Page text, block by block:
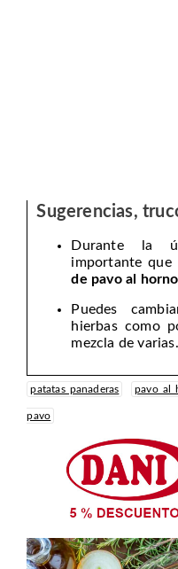
Sugerencias,
Durante la
importante que
de pavo al horno
Puedes
hierbas como
mezcla de varias.
patatas panaderas pavo al
pavo